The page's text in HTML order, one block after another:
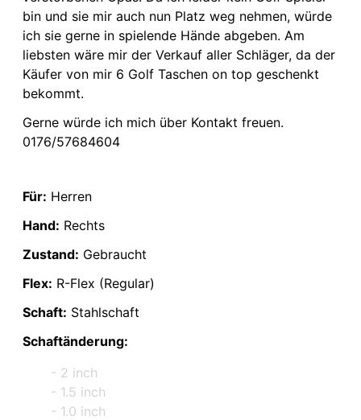
bin und sie mir auch nun Platz weg nehmen, würde
ich sie gerne in spielende Hände abgeben. Am
liebsten wäre mir der Verkauf aller Schläger, da der
Käufer von mir 6 Golf Taschen on top geschenkt
bekommt.
Gerne würde ich mich über Kontakt freuen.
0176/57684604
Für: Herren
Hand: Rechts
Zustand: Gebraucht
Flex: R-Flex (Regular)
Schaft: Stahlschaft
Schaftänderung:
- 2 inch
- 1.5 inch
- 1.0 inch